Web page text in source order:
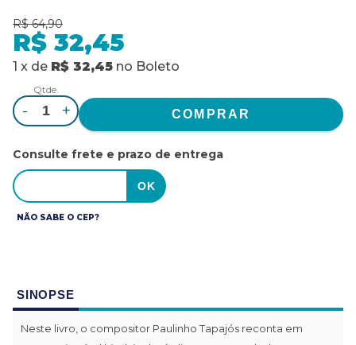
R$ 64,90
R$ 32,45
1 x de R$ 32,45 no Boleto
Qtde.
- +
Consulte frete e prazo de entrega
NÃO SABE O CEP?
SINOPSE
Neste livro, o compositor Paulinho Tapajós reconta em